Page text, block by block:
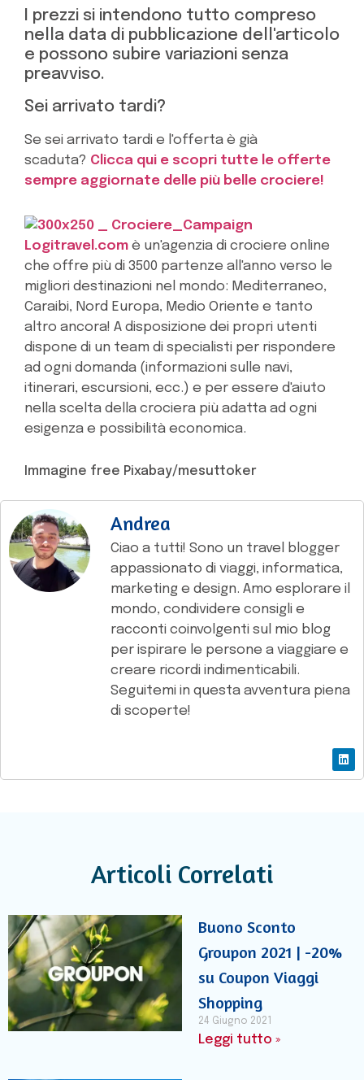
I prezzi si intendono tutto compreso
nella data di pubblicazione dell'articolo
e possono subire variazioni senza
preavviso.
Sei arrivato tardi?
Se sei arrivato tardi e l'offerta è già
scaduta? Clicca qui e scopri tutte le offerte
sempre aggiornate delle più belle crociere!
Logitravel.com è un'agenzia di crociere online
che offre più di 3500 partenze all'anno verso le
migliori destinazioni nel mondo: Mediterraneo,
Caraibi, Nord Europa, Medio Oriente e tanto
altro ancora! A disposizione dei propri utenti
dispone di un team di specialisti per rispondere
ad ogni domanda (informazioni sulle navi,
itinerari, escursioni, ecc.) e per essere d'aiuto
nella scelta della crociera più adatta ad ogni
esigenza e possibilità economica.
Immagine free Pixabay/mesuttoker
Andrea
Ciao a tutti! Sono un travel blogger
appassionato di viaggi, informatica,
marketing e design. Amo esplorare il
mondo, condividere consigli e
racconti coinvolgenti sul mio blog
per ispirare le persone a viaggiare e
creare ricordi indimenticabili.
Seguitemi in questa avventura piena
di scoperte!
Articoli Correlati
Buono Sconto
Groupon 2021 | -20%
su Coupon Viaggi
Shopping
24 Giugno 2021
Leggi tutto »